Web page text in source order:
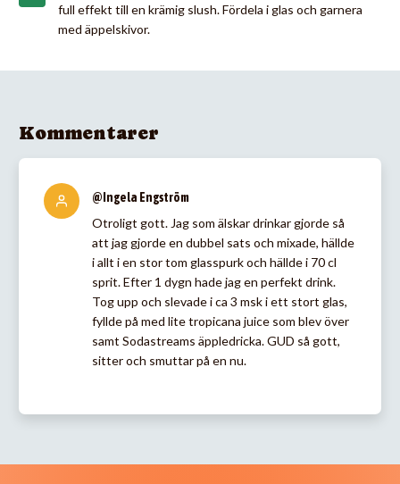
full effekt till en krämig slush. Fördela i glas och garnera
med äppelskivor.
Kommentarer
@Ingela Engström
Otroligt gott. Jag som älskar drinkar gjorde så
att jag gjorde en dubbel sats och mixade, hällde
i allt i en stor tom glasspurk och hällde i 70 cl
sprit. Efter 1 dygn hade jag en perfekt drink.
Tog upp och slevade i ca 3 msk i ett stort glas,
fyllde på med lite tropicana juice som blev över
samt Sodastreams äppledricka. GUD så gott,
sitter och smuttar på en nu.